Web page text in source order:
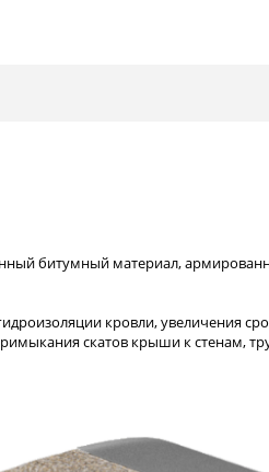
битумный материал,
кровли, увеличения
скатов крыши к стенам,